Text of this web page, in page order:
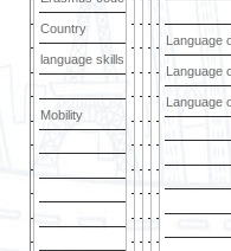
Country
language skills
Mobility
Language
Language
Language